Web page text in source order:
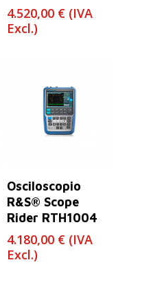
4.520,00 € (IVA
Excl.)
Osciloscopio
R&S® Scope
Rider RTH1004
4.180,00 € (IVA
Excl.)